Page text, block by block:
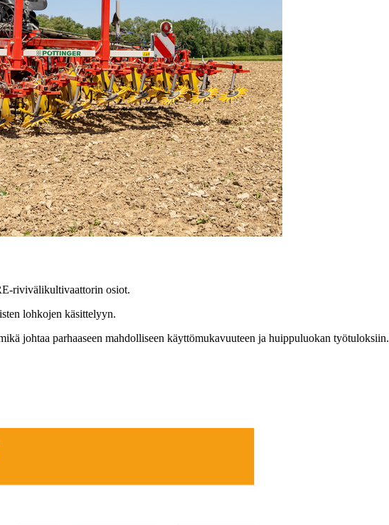
rivivälikultivaattorin osiot.
lohkojen käsittelyyn.
johtaa parhaaseen mahdolliseen käyttömukavuuteen ja huippuluokan työtuloksiin.